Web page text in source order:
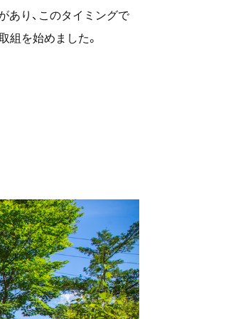
あり、このタイミングで
組を始めました。